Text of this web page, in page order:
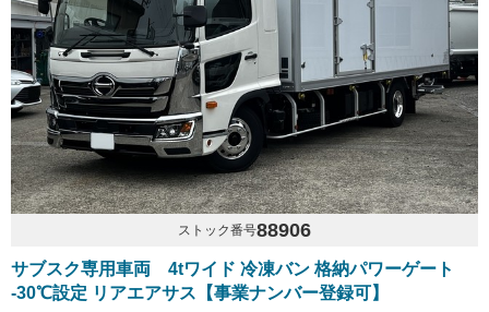
ストック番号88906
サブスク専用車両 4tワイド 冷凍バン 格納パワーゲート
-30℃設定 リアエアサス【事業ナンバー登録可】